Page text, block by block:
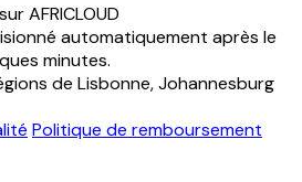
AFRICLOUD
automatiquement après le
minutes.
de Lisbonne, Johannesburg
Politique de remboursement